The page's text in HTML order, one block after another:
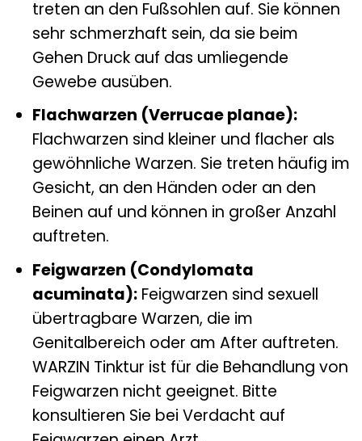
treten an den Fußsohlen auf. Sie können
sehr schmerzhaft sein, da sie beim
Gehen Druck auf das umliegende
Gewebe ausüben.
Flachwarzen (Verrucae planae):
Flachwarzen sind kleiner und flacher als
gewöhnliche Warzen. Sie treten häufig im
Gesicht, an den Händen oder an den
Beinen auf und können in großer Anzahl
auftreten.
Feigwarzen (Condylomata
acuminata):Feigwarzen sind sexuell
übertragbare Warzen, die im
Genitalbereich oder am After auftreten.
WARZIN Tinktur ist für die Behandlung von
Feigwarzen nicht geeignet. Bitte
konsultieren Sie bei Verdacht auf